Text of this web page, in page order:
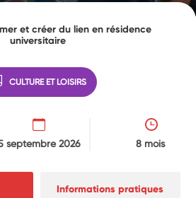
et créer du lien en résidence
universitaire
CULTURE ET LOISIRS
septembre 2026 8 mois
Informations pratiques